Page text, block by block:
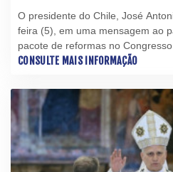
O presidente do Chile, José
feira (5), em uma mensagem ao
pacote de reformas no
organizado, uma de suas
CONSULTE MAIS INFORMAÇÃO